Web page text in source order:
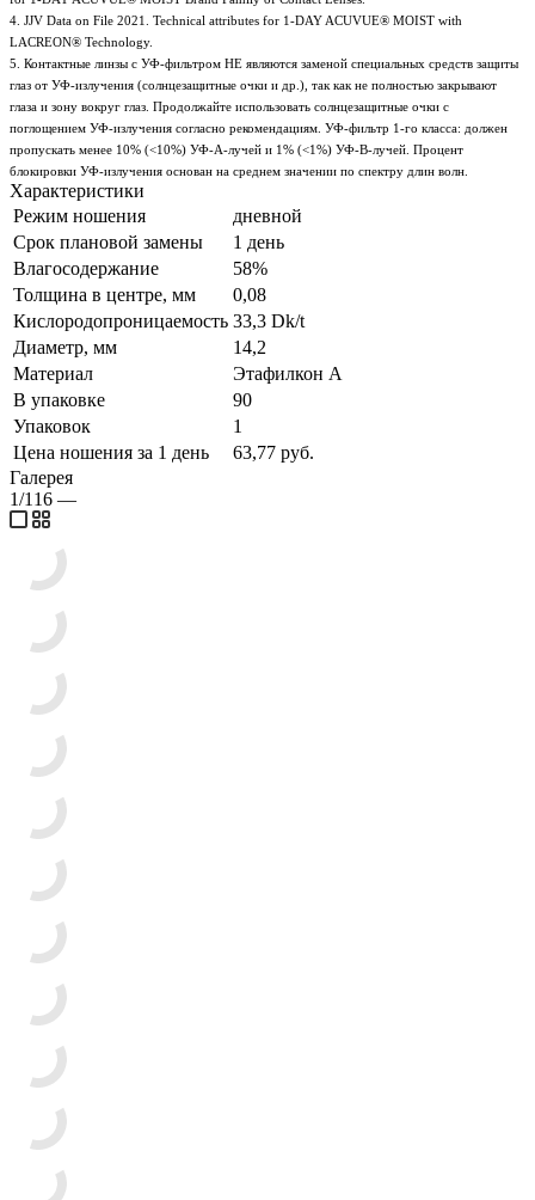
4. JJV Data on File 2021. Technical attributes for 1-DAY ACUVUE® MOIST with
LACREON® Technology.
5. Контактные линзы с УФ-фильтром НЕ являются заменой специальных средств защиты
глаз от УФ-излучения (солнцезащитные очки и др.), так как не полностью закрывают
глаза и зону вокруг глаз. Продолжайте использовать солнцезащитные очки с
поглощением УФ-излучения согласно рекомендациям. УФ-фильтр 1-го класса: должен
пропускать менее 10% (<10%) УФ-А-лучей и 1% (<1%) УФ-В-лучей. Процент
блокировки УФ-излучения основан на среднем значении по спектру длин волн.
Характеристики
Режим ношения
дневной
Срок плановой замены
1 день
Влагосодержание
58%
Толщина в центре, мм
0,08
Кислородопроницаемость 33,3 Dk/t
Диаметр, мм
14,2
Материал
Этафилкон А
В упаковке
90
Упаковок
1
Цена ношения за 1 день
63,77 руб.
Галерея
1/116 —